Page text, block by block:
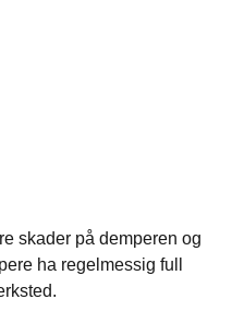
skader på demperen og
ha regelmessig full